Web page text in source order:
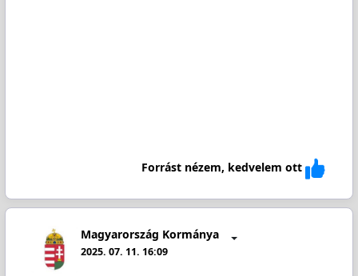
Forrást nézem, kedvelem ott
Magyarország Kormánya
2025. 07. 11. 16:09